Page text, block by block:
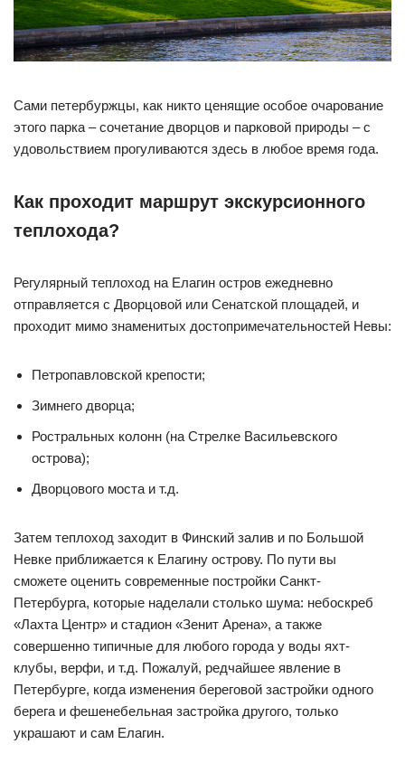
Сами петербуржцы, как никто ценящие особое очарование
этого парка – сочетание дворцов и парковой природы – с
удовольствием прогуливаются здесь в любое время года.
Как проходит маршрут экскурсионного
теплохода?
Регулярный теплоход на Елагин остров ежедневно
отправляется с Дворцовой или Сенатской площадей, и
проходит мимо знаменитых достопримечательностей Невы:
Петропавловской крепости;
Зимнего дворца;
Ростральных колонн (на Стрелке Васильевского
острова);
Дворцового моста и т.д.
Затем теплоход заходит в Финский залив и по Большой
Невке приближается к Елагину острову. По пути вы
сможете оценить современные постройки Санкт-
Петербурга, которые наделали столько шума: небоскреб
«Лахта Центр» и стадион «Зенит Арена», а также
совершенно типичные для любого города у воды яхт-
клубы, верфи, и т.д. Пожалуй, редчайшее явление в
Петербурге, когда изменения береговой застройки одного
берега и фешенебельная застройка другого, только
украшают и сам Елагин.